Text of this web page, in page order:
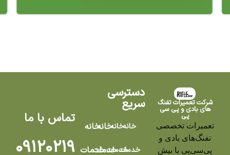
شرکت تعمیرات تفنگ
های بادی و پی سی
پی
تعمیرات تخصصی
تفنگ‌های بادی و
پی‌سی‌پی با بیش
دسترسی
سریع
خانه
خدمات
خانه
خدمات
خانه
خدمات
خانه
خدمات
تماس با ما
۰۹۱۲۰۲۱۹